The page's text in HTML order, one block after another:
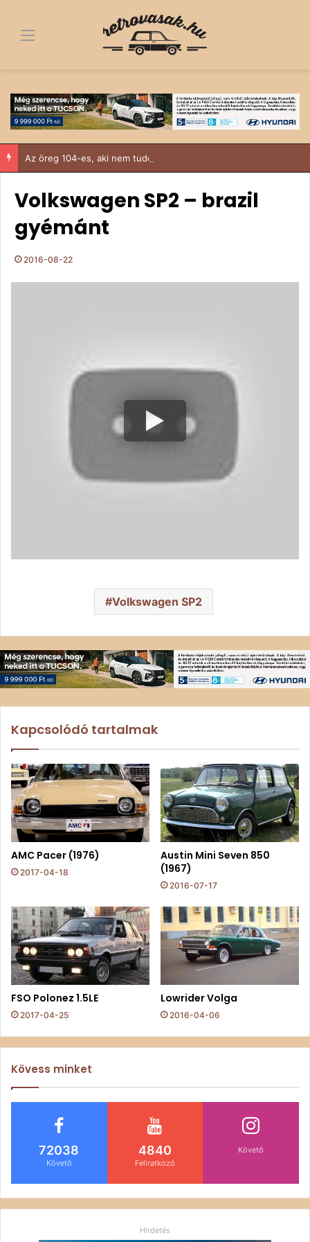
Menü
Az öreg 104-es, aki nem tudott nemet mondani
Volkswagen SP2 – brazil
gyémánt
2016-08-22
Volkswagen SP2
Kapcsolódó tartalmak
AMC Pacer (1976)
2017-04-18
Austin Mini Seven 850
(1967)
2016-07-17
FSO Polonez 1.5LE
2017-04-25
Lowrider Volga
2016-04-06
Kövess minket
72038
Követő
4840
Feliratkozó
Követő
Hirdetés